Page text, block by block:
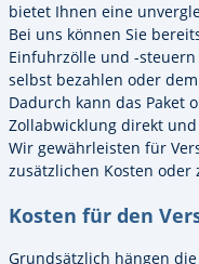
bietet Ihnen eine
Bei uns können Sie
Einfuhrzölle und -
selbst bezahlen oder
Dadurch kann das Paket
Zollabwicklung direkt
Wir gewährleisten für
zusätzlichen Kosten
Kosten für den
Grundsätzlich hängen